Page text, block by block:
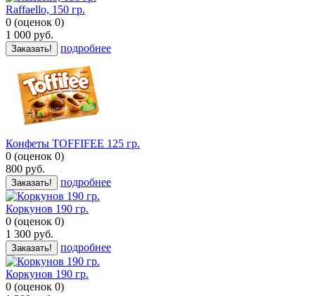
Raffaello, 150 гр.
0 (оценок 0)
1 000 руб.
Заказать! подробнее
Конфеты TOFFIFEE 125 гр.
0 (оценок 0)
800 руб.
Заказать! подробнее
Коркунов 190 гр.
0 (оценок 0)
1 300 руб.
Заказать! подробнее
Коркунов 190 гр.
0 (оценок 0)